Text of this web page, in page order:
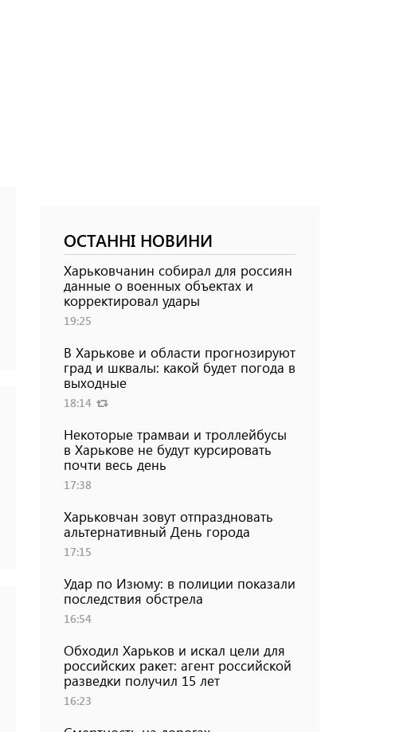
ОСТАННІ НОВИНИ
Харьковчанин собирал для россиян
данные о военных объектах и ​​
корректировал удары
19:25
В Харькове и области прогнозируют
град и шквалы: какой будет погода в
выходные
18:14
Некоторые трамваи и троллейбусы
в Харькове не будут курсировать
почти весь день
17:38
Харьковчан зовут отпраздновать
альтернативный День города
17:15
Удар по Изюму: в полиции показали
последствия обстрела
16:54
Обходил Харьков и искал цели для
российских ракет: агент российской
разведки получил 15 лет
16:23